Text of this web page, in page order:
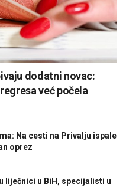
dodatni novac:
već počela
Na cesti na Privalju ispale
oprez
liječnici u BiH, specijalisti u